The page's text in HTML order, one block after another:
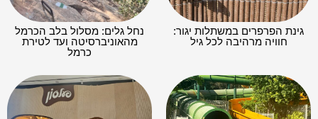
גינת הפרפרים במשתלות יגור:
חוויה מרהיבה לכל גיל
נחל גלים: מסלול בלב הכרמל
מהאוניברסיטה ועד לטירת
כרמל